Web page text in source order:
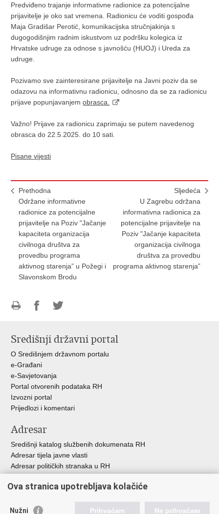
Predviđeno trajanje informativne radionice za potencijalne
prijavitelje je oko sat vremena. Radionicu će voditi gospođa
Maja Gradišar Perotić, komunikacijska stručnjakinja s
dugogodišnjim radnim iskustvom uz podršku kolegica iz
Hrvatske udruge za odnose s javnošću (HUOJ) i Ureda za
udruge.
Pozivamo sve zainteresirane prijavitelje na Javni poziv da se
odazovu na informativnu radionicu, odnosno da se za radionicu
prijave popunjavanjemobrasca.
Važno! Prijave za radionicu zaprimaju se putem navedenog
obrasca do 22.5.2025. do 10 sati.
Pisane vijesti
Prethodna
Održane informativne
radionice za potencijalne
prijavitelje na Poziv "Jačanje
kapaciteta organizacija
civilnoga društva za
provedbu programa
aktivnog starenja” u Požegi i
Slavonskom Brodu
Sljedeća
U Zagrebu održana
informativna radionica za
potencijalne prijavitelje na
Poziv "Jačanje kapaciteta
organizacija civilnoga
društva za provedbu
programa aktivnog starenja”
FacebookuTwitteru
Središnji državni portal
O Središnjem državnom portalu
e-Građani
e-Savjetovanja
Portal otvorenih podataka RH
Izvozni portal
Prijedlozi i komentari
Adresar
Središnji katalog službenih dokumenata RH
Adresar tijela javne vlasti
Adresar političkih stranaka u RH
Besplatni telefoni javne uprave
Ova stranica upotrebljava kolačiće
Nužni Prihvaćam Ne prihvaćam